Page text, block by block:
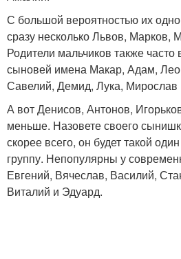
С большой вероятностью их
сразу несколько Львов,
Родители мальчиков также
сыновей имена Макар, Адам,
Савелий, Демид, Лука, Мирослав
А вот Денисов, Антонов,
меньше. Назовете своего
скорее всего, он будет такой
группу. Непопулярны у
Евгений, Вячеслав, Василий,
Виталий и Эдуард.